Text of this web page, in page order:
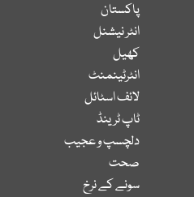
پاکستان
انٹر نیشنل
کھیل
انٹرٹینمنٹ
لائف اسٹائل
ٹاپ ٹرینڈ
دلچسپ و عجیب
صحت
سونے کے نرخ